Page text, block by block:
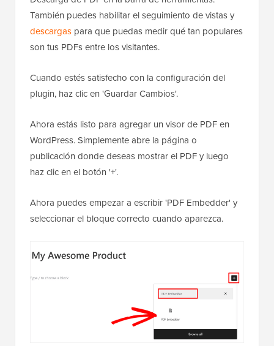
También puedes habilitar el seguimiento de vistas y
descargas para que puedas medir qué tan populares
son tus PDFs entre los visitantes.
Cuando estés satisfecho con la configuración del
plugin, haz clic en 'Guardar Cambios'.
Ahora estás listo para agregar un visor de PDF en
WordPress. Simplemente abre la página o
publicación donde deseas mostrar el PDF y luego
haz clic en el botón '+'.
Ahora puedes empezar a escribir 'PDF Embedder' y
seleccionar el bloque correcto cuando aparezca.